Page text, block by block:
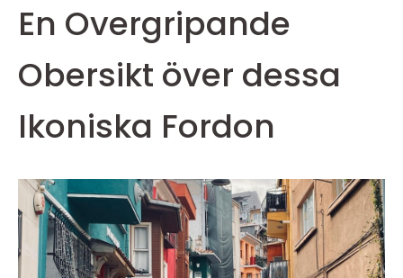
En Overgripande
Obersikt över dessa
Ikoniska Fordon